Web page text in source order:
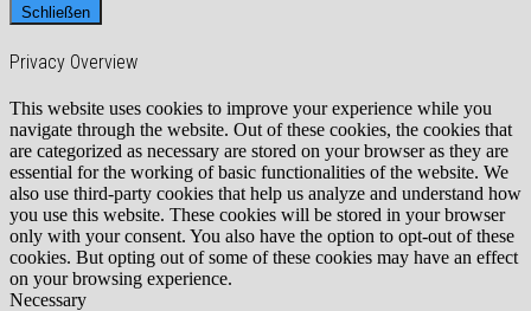
Schließen
Privacy Overview
This website uses cookies to improve your experience while you
navigate through the website. Out of these cookies, the cookies that
are categorized as necessary are stored on your browser as they are
essential for the working of basic functionalities of the website. We
also use third-party cookies that help us analyze and understand how
you use this website. These cookies will be stored in your browser
only with your consent. You also have the option to opt-out of these
cookies. But opting out of some of these cookies may have an effect
on your browsing experience.
Necessary